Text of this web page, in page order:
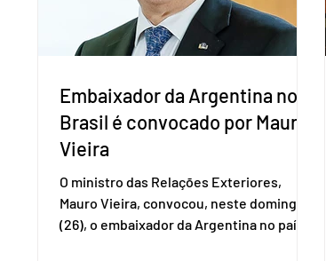
Embaixador da Argentina no
Brasil é convocado por Mauro
Vieira
O ministro das Relações Exteriores,
Mauro Vieira, convocou, neste domingo
(26), o embaixador da Argentina no país,